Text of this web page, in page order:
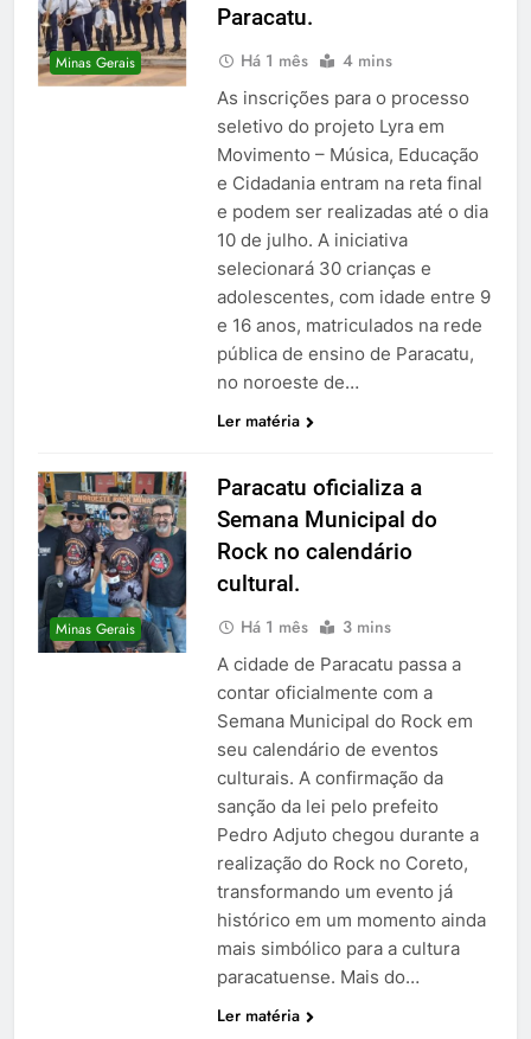
Minas Gerais
Paracatu.
Há 1 mês 4 mins
As inscrições para o processo
seletivo do projeto Lyra em
Movimento – Música, Educação
e Cidadania entram na reta final
e podem ser realizadas até o dia
10 de julho. A iniciativa
selecionará 30 crianças e
adolescentes, com idade entre 9
e 16 anos, matriculados na rede
pública de ensino de Paracatu,
no noroeste de…
Ler matéria
Minas Gerais
Paracatu oficializa a
Semana Municipal do
Rock no calendário
cultural.
Há 1 mês 3 mins
A cidade de Paracatu passa a
contar oficialmente com a
Semana Municipal do Rock em
seu calendário de eventos
culturais. A confirmação da
sanção da lei pelo prefeito
Pedro Adjuto chegou durante a
realização do Rock no Coreto,
transformando um evento já
histórico em um momento ainda
mais simbólico para a cultura
paracatuense. Mais do…
Ler matéria